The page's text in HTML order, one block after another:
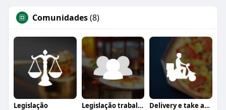
Comunidades(8)
Legislação Legislação trabalhista Delivery e take away